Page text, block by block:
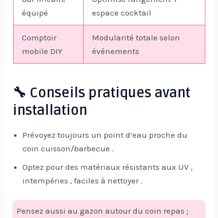
équipé
espace cocktail
Comptoir
mobile DIY
Modularité totale selon
événements
🔧 Conseils pratiques avant
installation
Prévoyez toujours un point d’eau proche du
coin cuisson/barbecue .
Optez pour des matériaux résistants aux UV ,
intempéries , faciles à nettoyer .
Pensez aussi au gazon autour du coin repas ;